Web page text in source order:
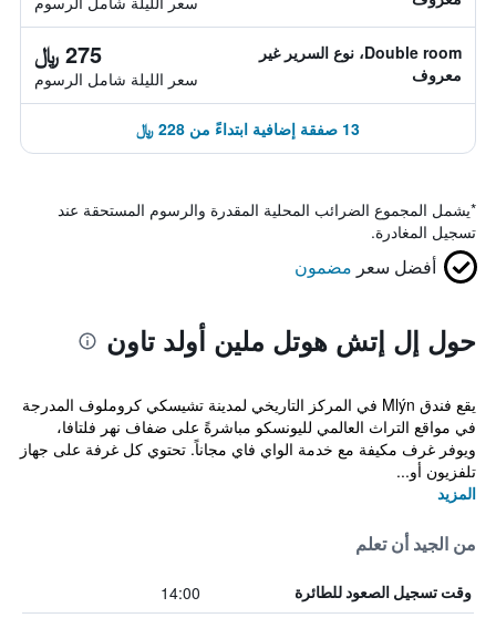
Double room، نوع السرير غير
معروف
275 ﷼
سعر الليلة شامل الرسوم
13 صفقة إضافية ابتداءً من 228 ﷼
*يشمل المجموع الضرائب المحلية المقدرة والرسوم المستحقة عند
تسجيل المغادرة.
أفضل سعر مضمون
حول إل إتش هوتل ملين أولد تاون
يقع فندق Mlýn في المركز التاريخي لمدينة تشيسكي كروملوف المدرجة
في مواقع التراث العالمي لليونسكو مباشرةً على ضفاف نهر فلتافا،
ويوفر غرف مكيفة مع خدمة الواي فاي مجاناً. تحتوي كل غرفة على جهاز
تلفزيون أو...
المزيد
من الجيد أن تعلم
وقت تسجيل الصعود للطائرة 14:00